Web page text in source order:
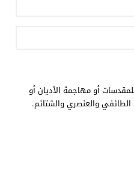
أو مهاجمة الأديان أو
الطائفي والعنصري والشتائم.